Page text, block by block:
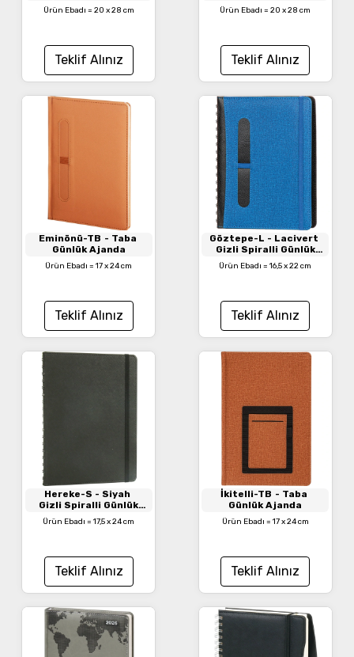
Ürün Ebadı = 20 x 28 cm
Teklif Alınız
Ürün Ebadı = 20 x 28 cm
Teklif Alınız
Eminönü-TB - Taba
Günlük Ajanda
Ürün Ebadı = 17 x 24 cm
Teklif Alınız
Göztepe-L - Lacivert
Gizli Spiralli Günlük
Ürün Ebadı = 16,5 x 22 cm
Teklif Alınız
Hereke-S - Siyah
Gizli Spiralli Günlük
Ajanda
Ürün Ebadı = 17,5 x 24 cm
Teklif Alınız
İkitelli-TB - Taba
Günlük Ajanda
Ürün Ebadı = 17 x 24 cm
Teklif Alınız